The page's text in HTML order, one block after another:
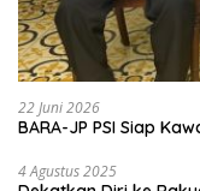
22 Juni 2026
BARA-JP PSI Siap
4 Agustus 2025